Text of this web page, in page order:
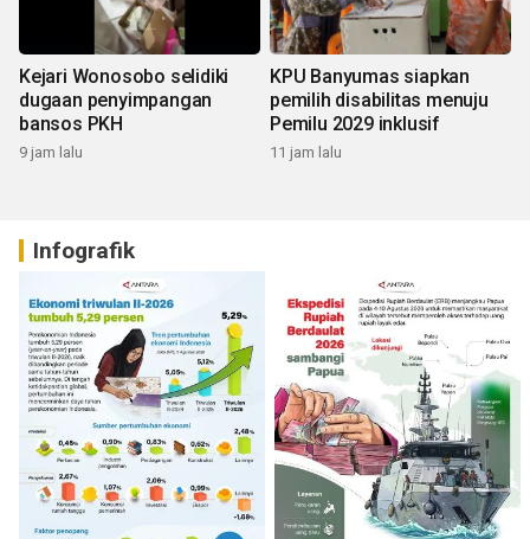
Kejari Wonosobo selidiki
dugaan penyimpangan
bansos PKH
9 jam lalu
KPU Banyumas siapkan
pemilih disabilitas menuju
Pemilu 2029 inklusif
11 jam lalu
Infografik